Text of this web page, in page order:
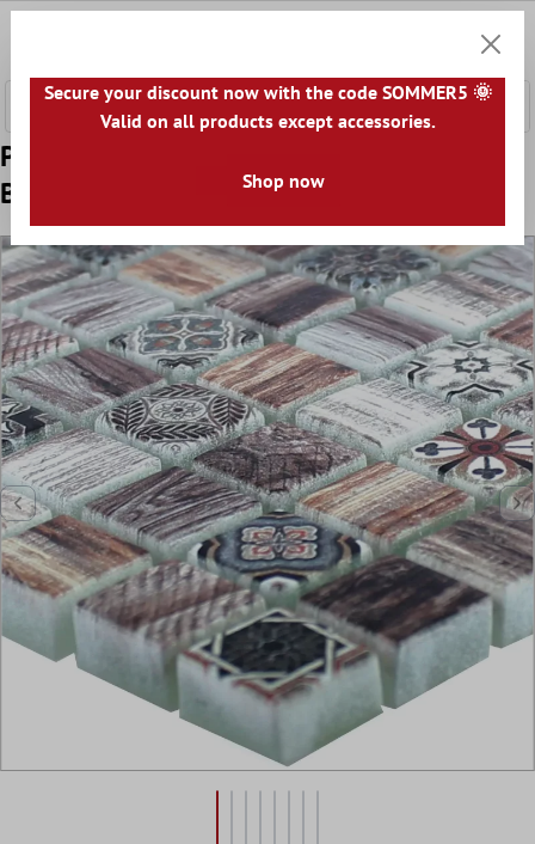
Prøve Glasmosaik Imiteret Træ Fliser Vision
Brun
Secure your discount now with the code SOMMER5 🌞
Valid on all products except accessories.
Shop now